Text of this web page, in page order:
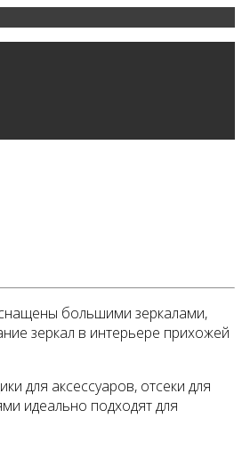
большими зеркалами,
зеркал в интерьере прихожей
для аксессуаров, отсеки для
идеально подходят для